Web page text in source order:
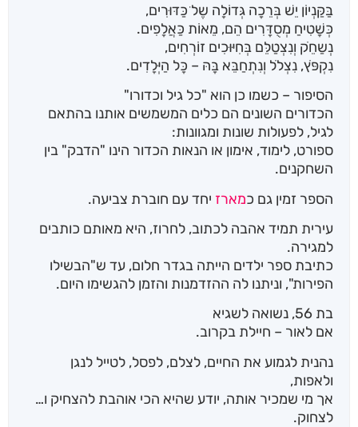
בַּקַּנְיוֹן יֵשׁ בְּרֵכָה גְּדוֹלָה שֶלׁ כַּדּוּרִים,
כְּשָׁטִיחַ מְסֻדָּרִים הֵם, מֵאוֹת כַּאֲלָפִים.
נְשַחֵֹק וְנִצְטַלֵּם בְּחִיּוּכִים זוֹרְחִים,
נִקְפֹּץ, נִצְלֹל וְנִתְחַבֵּא בָּהּ – כָּל הַיְּלָדִים.
הסיפור – כשמו כן הוא "כל גיל וכדורו"
הכדורים השונים הם כלים המשמשים אותנו בהתאם
לגיל, לפעולות שונות ומגוונות:
ספורט, לימוד, אימון או הנאות הכדור הינו "הדבק" בין
השחקנים.
הספר זמין גם כמארז יחד עם חוברת צביעה.
עירית תמיד אהבה לכתוב, לחרוז, היא מאותם כותבים
למגירה.
כתיבת ספר ילדים הייתה בגדר חלום, עד ש"הבשילו
הפירות", וניתנו לה ההזדמנות והזמן להגשימו היום.
בת 56, נשואה לשגיא
אם לאור – חיילת בקרוב.
נהנית לגמוע את החיים, לצלם, לפסל, לטייל לנגן
ולאפות,
אך מי שמכיר אותה, יודע שהיא הכי אוהבת להצחיק ו…
לצחוק.